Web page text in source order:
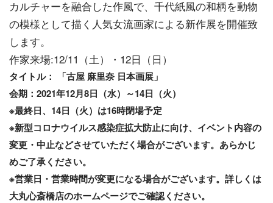
カルチャーを融合した作風で、千代紙風の和柄を動物
の模様として描く人気女流画家による新作展を開催致
します。
作家来場:12/11（土）・12日（日）
タイトル： 「古屋 麻里奈 日本画展」
会期：2021年12月8日（水）～14日（火）
※最終日、14日（火）は16時閉場予定
※新型コロナウイルス感染症拡大防止に向け、イベント内容の
変更・中止などさせていただく場合がございます。あらかじ
めご了承ください。
※営業日・営業時間が変更になる場合がございます。詳しくは
大丸心斎橋店のホームページでご確認ください。